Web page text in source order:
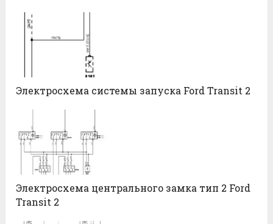
Электросхема системы запуска Ford Transit 2
Электросхема центрального замка тип 2 Ford
Transit 2